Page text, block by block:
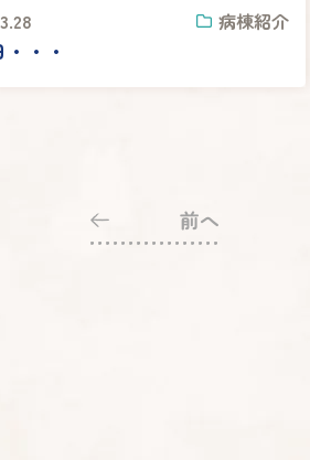
病棟紹介
・・
前へ